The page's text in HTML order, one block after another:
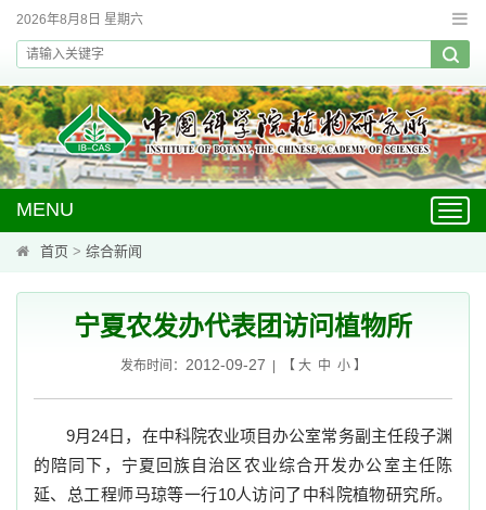
2026年8月8日 星期六
MENU
首页 > 综合新闻
宁夏农发办代表团访问植物所
发布时间： 2012-09-27 | 【 大 中 小】
9月24日，在中科院农业项目办公室常务副主任段子渊
的陪同下，宁夏回族自治区农业综合开发办公室主任陈
延、总工程师马琼等一行10人访问了中科院植物研究所。